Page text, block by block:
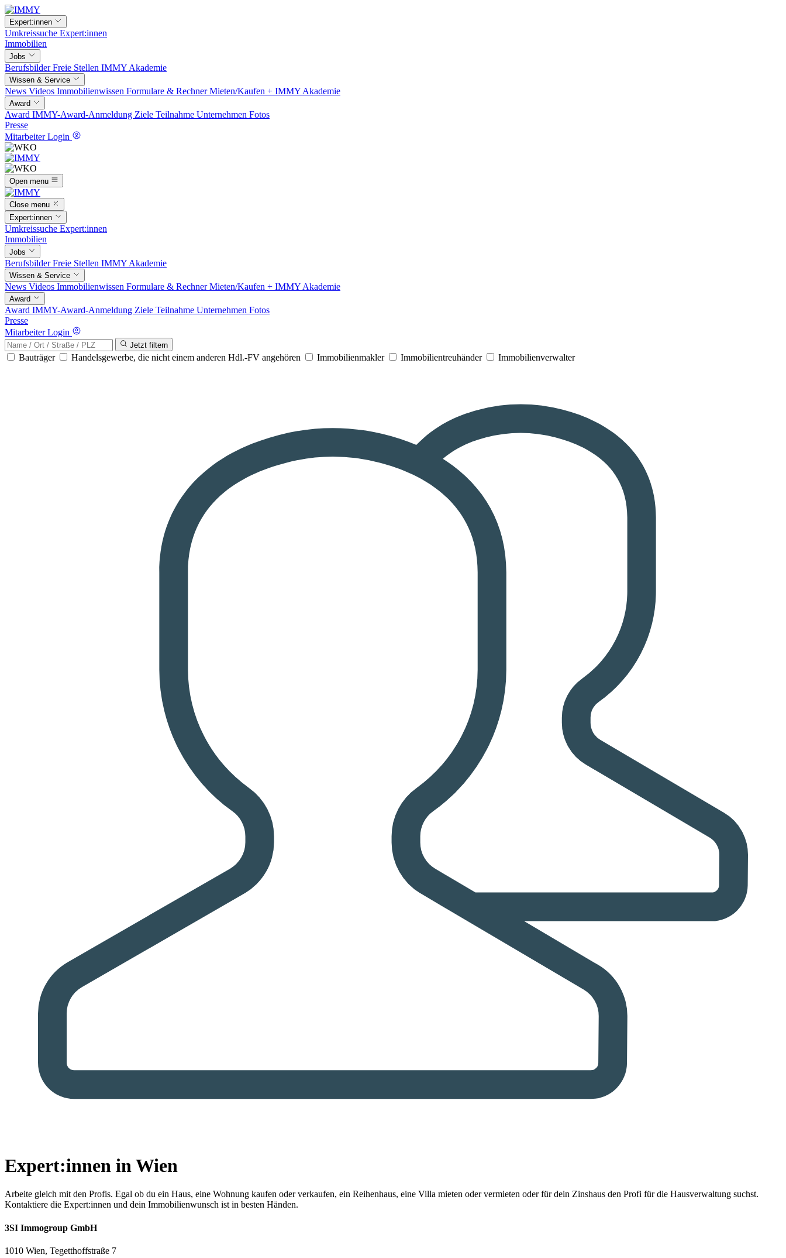
Expert:innen
Umkreissuche Expert:innen
Immobilien
Jobs
BerufsbilderFreie Stellen IMMY Akademie
Wissen & Service
News Videos Immobilienwissen Formulare & RechnerMieten/Kaufen + IMMY Akademie
Award
Award IMMY-Award-Anmeldung Ziele Teilnahme Unternehmen Fotos
Presse
Mitarbeiter Login
Open menu
Close menu
Expert:innen
Umkreissuche Expert:innen
Immobilien
Jobs
BerufsbilderFreie Stellen IMMY Akademie
Wissen & Service
News Videos Immobilienwissen Formulare & RechnerMieten/Kaufen + IMMY Akademie
Award
Award IMMY-Award-Anmeldung Ziele Teilnahme Unternehmen Fotos
Presse
Mitarbeiter Login
Jetzt filtern
Bauträger Handelsgewerbe, die nicht einem anderen Hdl.-FV angehören Immobilienmakler Immobilientreuhänder Immobilienverwalter
Expert:innen in Wien
Arbeite gleich mit den Profis. Egal ob du ein Haus, eine Wohnung kaufen oder verkaufen, ein Reihenhaus, eine Villa mieten oder vermieten oder für dein Zinshaus den Profi für die Hausverwaltung suchst.
Kontaktiere die Expert:innen und dein Immobilienwunsch ist in besten Händen.
3SI Immogroup GmbH
1010 Wien, Tegetthoffstraße 7